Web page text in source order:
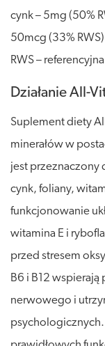
cynk – 5mg (50%
50mcg (33%
RWS –
Działanie All-
Suplement diety
minerałów w
jest przeznaczony
cynk, foliany,
funkcjonowanie
witamina E i
przed stresem
B6 i B12
nerwowego i